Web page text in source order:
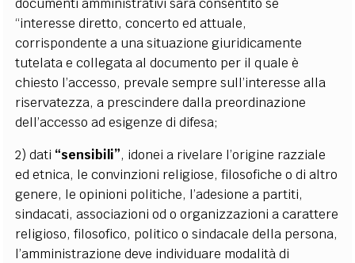
documenti amministrativi sarà consentito se
“interesse diretto, concerto ed attuale,
corrispondente a una situazione giuridicamente
tutelata e collegata al documento per il quale è
chiesto l’accesso, prevale sempre sull’interesse alla
riservatezza, a prescindere dalla preordinazione
dell’accesso ad esigenze di difesa;
2) dati “sensibili”, idonei a rivelare l’origine razziale
ed etnica, le convinzioni religiose, filosofiche o di altro
genere, le opinioni politiche, l’adesione a partiti,
sindacati, associazioni od o organizzazioni a carattere
religioso, filosofico, politico o sindacale della persona,
l’amministrazione deve individuare modalità di